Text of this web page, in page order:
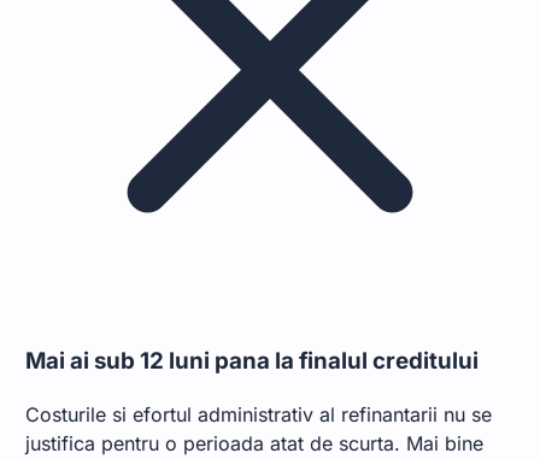
Mai ai sub 12 luni pana la finalul creditului
Costurile si efortul administrativ al refinantarii nu se
justifica pentru o perioada atat de scurta. Mai bine